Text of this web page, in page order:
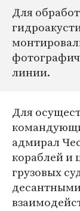
Для
линии.
Для
адмирал
кораблей и
грузовых